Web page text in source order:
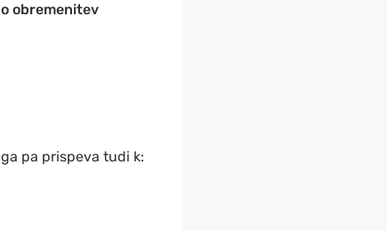
obremenitev
pa prispeva tudi k: